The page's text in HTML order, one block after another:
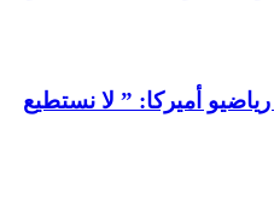
أميركا: ” لا نستطيع